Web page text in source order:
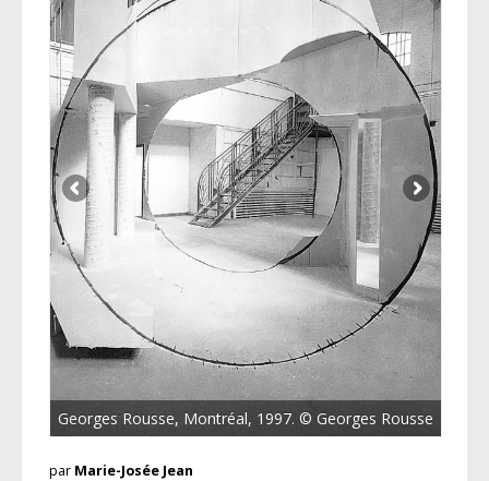
Georges Rousse, Montréal, 1997. © Georges Rousse
par Marie-Josée Jean